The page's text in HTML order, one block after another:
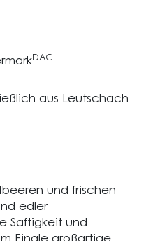
DAC
aus Leutschach
und frischen
edler
Saftigkeit und